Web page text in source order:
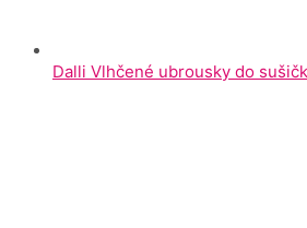
Dalli Vlhčené ubrousky do